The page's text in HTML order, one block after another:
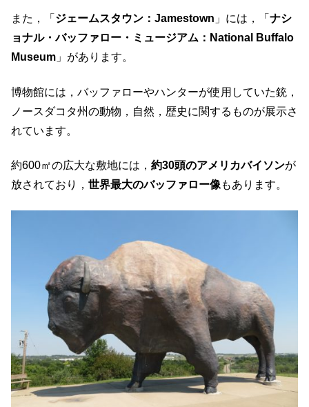
また，「 ジェームスタウン：Jamestown 」には，「 ナシ
ョナル・バッファロー・ミュージアム：National Buffalo
Museum 」があります。
博物館には，バッファローやハンターが使用していた銃，
ノースダコタ州の動物，自然，歴史に関するものが展示さ
れています。
約600㎡の広大な敷地には， 約30頭のアメリカバイソンが
放されており， 世界最大のバッファロー像 もあります。